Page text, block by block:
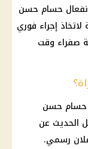
انفعال حسام حسن
إجراء فوري
صفراء وقت
حسام حسن
الحديث عن
رسمي.